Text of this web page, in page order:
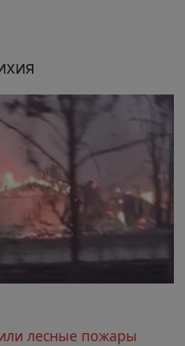
лесные пожары